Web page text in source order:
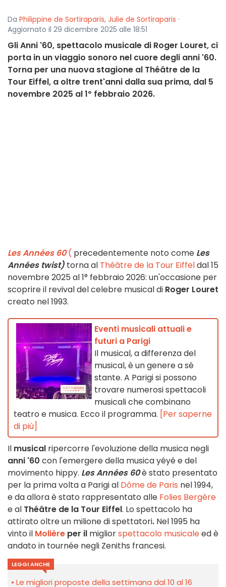
Da Philippine de Sortiraparis, Julie de Sortiraparis ·
Aggiornato il 29 dicembre 2025 alle 18:51
Gli Anni '60, spettacolo musicale di Roger Louret, ci
porta in un viaggio sonoro nel cuore degli anni '60.
Torna per una nuova stagione al Théâtre de la
Tour Eiffel, a oltre trent'anni dalla sua prima, dal 5
novembre 2025 al 1º febbraio 2026.
Les Années 60( precedentemente noto come Les
Années twist) torna al Théâtre de la Tour Eiffeldal 15
novembre 2025 al 1° febbraio 2026: un'occasione per
scoprire il revival del celebre musical di Roger Louret
creato nel 1993.
Eventi musicali attuali e
futuri a Parigi
Il musical, a differenza del
musical, è un genere a sé
stante. A Parigi si possono
trovare numerosi spettacoli
musicali che combinano
teatro e musica. Ecco il programma. [Per saperne
di più]
Il musical ripercorre l'evoluzione della musica negli
anni '60 con l'emergere della musica yéyé e del
movimento hippy. Les Années 60è stato presentato
per la prima volta a Parigi al Dôme de Paris nel 1994,
e da allora è stato rappresentato alle Folies Bergère
e al Théâtre de la Tour Eiffel. Lo spettacolo ha
attirato oltre un milione di spettatori. Nel 1995 ha
vinto il Molière per il migliorspettacolo musicaleed è
andato in tournée negli Zeniths francesi.
LEGGI ANCHE
Le migliori proposte della settimana dal 10 al 16